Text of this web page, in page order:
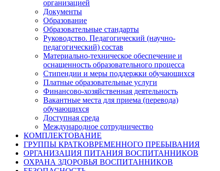
организацией
Документы
Образование
Образовательные стандарты
Руководство. Педагогический (научно-
педагогический) состав
Материально-техническое обеспечение и
оснащенность образовательного процесса
Стипендии и меры поддержки обучающихся
Платные образовательные услуги
Финансово-хозяйственная деятельность
Вакантные места для приема (перевода)
обучающихся
Доступная среда
Международное сотрудничество
КОМПЛЕКТОВАНИЕ
ГРУППЫ КРАТКОВРЕМЕННОГО ПРЕБЫВАНИЯ
ОРГАНИЗАЦИЯ ПИТАНИЯ ВОСПИТАННИКОВ
ОХРАНА ЗДОРОВЬЯ ВОСПИТАННИКОВ